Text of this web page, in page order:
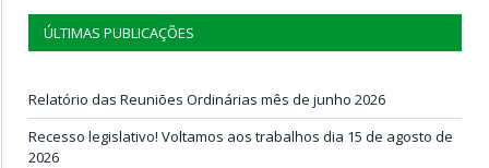
ÚLTIMAS PUBLICAÇÕES
Relatório das Reuniões Ordinárias mês de junho 2026
Recesso legislativo! Voltamos aos trabalhos dia 15 de agosto de
2026